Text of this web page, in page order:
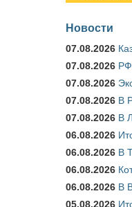
Новости
07.08.2026
07.08.2026 РФ
07.08.2026
07.08.2026 В
07.08.2026 В
06.08.2026
06.08.2026 В
06.08.2026
06.08.2026 В
05.08.2026